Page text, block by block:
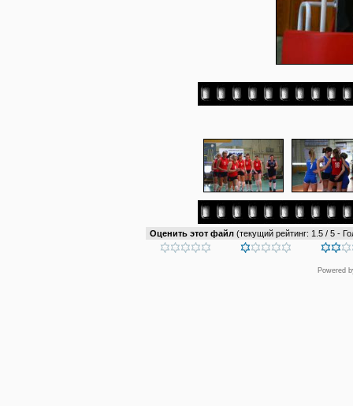
Оценить этот файл (текущий рейтинг: 1.5 / 5 -
Powered